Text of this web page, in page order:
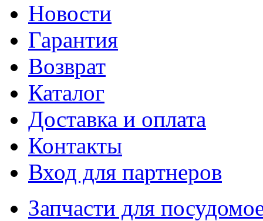
Новости
Гарантия
Возврат
Каталог
Доставка и оплата
Контакты
Вход для партнеров
Запчасти для